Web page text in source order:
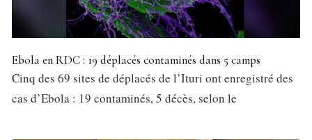
Ebola en RDC : 19 déplacés contaminés dans 5 camps
Cinq des 69 sites de déplacés de l’Ituri ont enregistré des
cas d’Ebola : 19 contaminés, 5 décès, selon le